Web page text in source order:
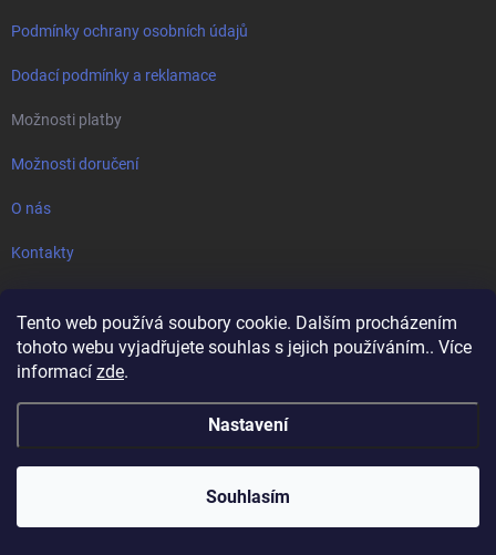
Tento web používá soubory cookie. Dalším procházením
tohoto webu vyjadřujete souhlas s jejich používáním.. Více
informací zde.
Nastavení
Souhlasím
Podmínky ochrany osobních údajů
Dodací podmínky a reklamace
Možnosti platby
Možnosti doručení
O nás
Kontakty
Novinky
Jak správně vybrat lednici či mrazák?
Jak správně vybrat myčku nádobí?
Bezstarostné léto s Liebherr - 10 let plná záruka Liebherr
Prodloužená záruka na vnitřní ocelovou smaltovanou nádobu